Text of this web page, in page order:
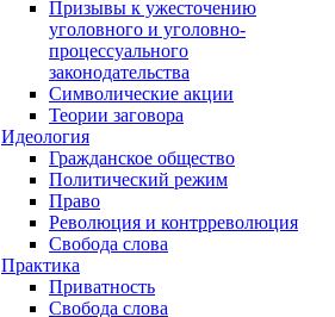
Призывы к ужесточению
уголовного и уголовно-
процессуального
законодательства
Символические акции
Теории заговора
Идеология
Гражданское общество
Политический режим
Право
Революция и контрреволюция
Свобода слова
Практика
Приватность
Свобода слова